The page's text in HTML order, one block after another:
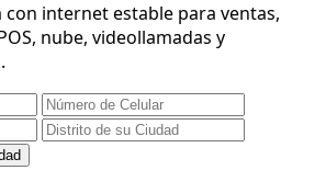
con internet estable para ventas,
nube, videollamadas y